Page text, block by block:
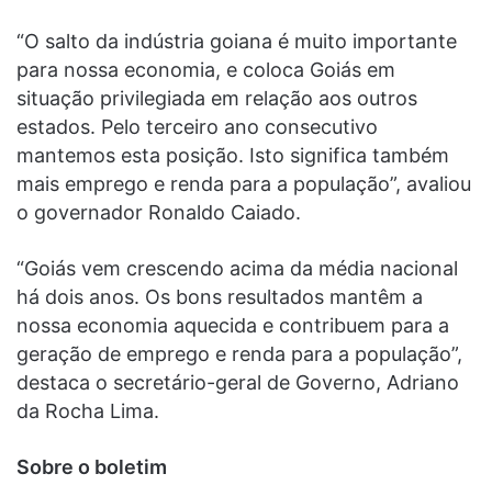
“O salto da indústria goiana é muito importante
para nossa economia, e coloca Goiás em
situação privilegiada em relação aos outros
estados. Pelo terceiro ano consecutivo
mantemos esta posição. Isto significa também
mais emprego e renda para a população”, avaliou
o governador Ronaldo Caiado.
“Goiás vem crescendo acima da média nacional
há dois anos. Os bons resultados mantêm a
nossa economia aquecida e contribuem para a
geração de emprego e renda para a população”,
destaca o secretário-geral de Governo, Adriano
da Rocha Lima.
Sobre o boletim